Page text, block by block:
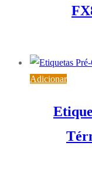
Adicionar